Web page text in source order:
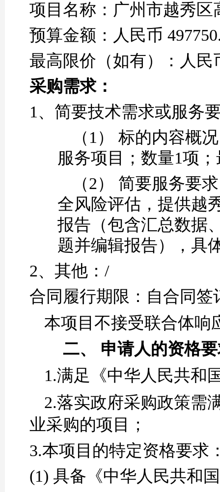
项目名称： 广州市越秀
预算金额：人民币
最高限价 （如有）
：人民
采购需求：
1、简要技术需求或服务
（1） 标的内容概
服务项目
；数量1项
（2） 简要服务要
全风险评估 ， 提供越
报告 （包含汇总数据
题并编辑报告）， 具
2、 其他： /
合同履行期限：自合同签
本项目不接受联合体响
二、 申请人的资格
1.满足《中华人民共和
2.落实政府采购政策需
业采购的项目；
3.本项目的特定资格要求
(1) 具备《中华人民共和